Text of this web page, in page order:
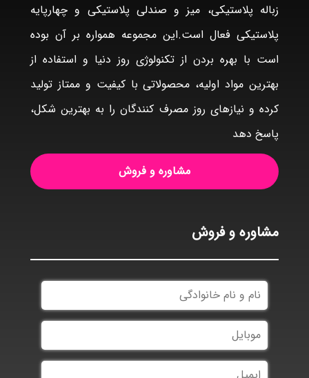
زباله پلاستیکی، میز و صندلی پلاستیکی و چهارپایه
پلاستیکی فعال است.این مجموعه همواره بر آن بوده
است با بهره بردن از تکنولوژی روز دنیا و استفاده از
بهترین مواد اولیه، محصولاتی با کیفیت و ممتاز تولید
کرده و نیازهای روز مصرف کنندگان را به بهترین شکل،
پاسخ دهد
مشاوره و فروش
مشاوره و فروش
نام
و
نام
خانوادگی
موبایل
ایمیل